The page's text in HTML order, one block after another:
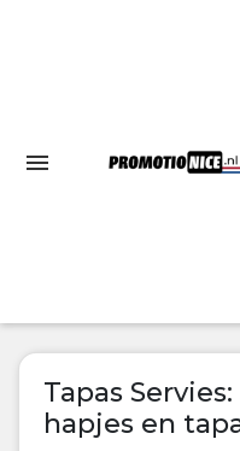
Tapas
hapjes en